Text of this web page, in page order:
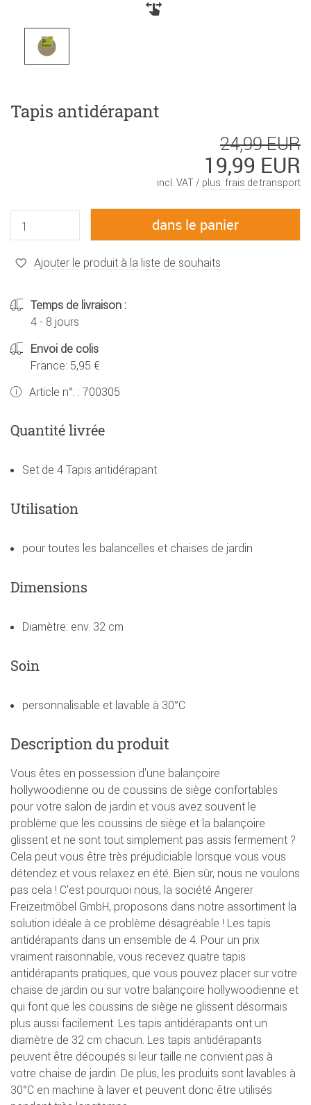
Tapis antidérapant
24,99 EUR
19,99 EUR
incl. VAT / plus. frais de transport
Ajouter le produit à la liste de souhaits
Temps de livraison :
4 - 8 jours
Envoi de colis
France: 5,95 €
Article n°. : 700305
Quantité livrée
Set de 4 Tapis antidérapant
Utilisation
pour toutes les balancelles et chaises de jardin
Dimensions
Diamètre: env. 32 cm
Soin
personnalisable et lavable à 30°C
Description du produit
Vous êtes en possession d'une balançoire
hollywoodienne ou de coussins de siège confortables
pour votre salon de jardin et vous avez souvent le
problème que les coussins de siège et la balançoire
glissent et ne sont tout simplement pas assis fermement ?
Cela peut vous être très préjudiciable lorsque vous vous
détendez et vous relaxez en été. Bien sûr, nous ne voulons
pas cela ! C'est pourquoi nous, la société Angerer
Freizeitmöbel GmbH, proposons dans notre assortiment la
solution idéale à ce problème désagréable ! Les tapis
antidérapants dans un ensemble de 4. Pour un prix
vraiment raisonnable, vous recevez quatre tapis
antidérapants pratiques, que vous pouvez placer sur votre
chaise de jardin ou sur votre balançoire hollywoodienne et
qui font que les coussins de siège ne glissent désormais
plus aussi facilement. Les tapis antidérapants ont un
diamètre de 32 cm chacun. Les tapis antidérapants
peuvent être découpés si leur taille ne convient pas à
votre chaise de jardin. De plus, les produits sont lavables à
30°C en machine à laver et peuvent donc être utilisés